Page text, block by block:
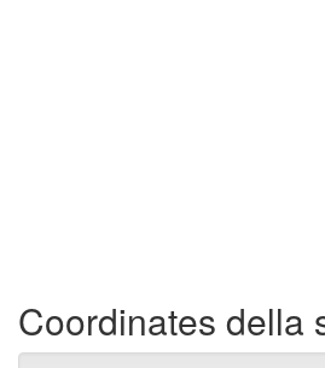
Coordinates della